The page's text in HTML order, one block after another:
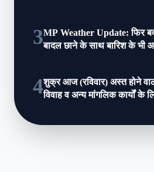
3MP Weather Update: फ‍िर
बादल छाने के साथ बारिश के भी
4शुक्र आज (रविवार) अस्त होने
विवाह व अन्य मांगलिक कार्यों के